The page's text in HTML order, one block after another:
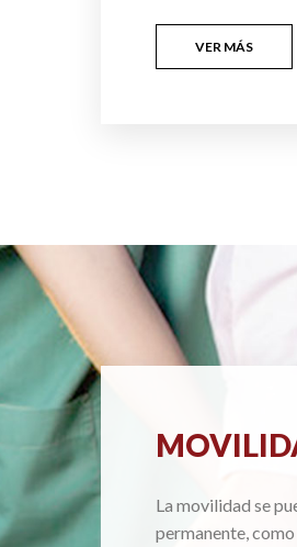
VER MÁS
La movilidad se
permanente,